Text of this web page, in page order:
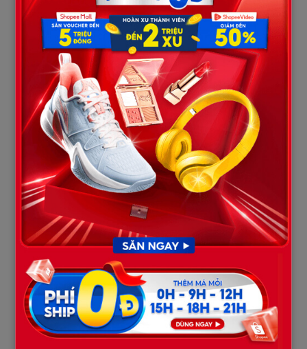
Ca mổ kéo dài hơn ba tiếng. Khi bác sĩ bước ra, ánh mắt ông
nặng trĩu: “Cô Mai đã ngừng tim… nhưng đứa bé thì sống. Một
bé trai, 2,3kg.” Tiếng khóc của đứa trẻ vang lên xé toạc không
gian tĩnh lặng. Cả bệnh viện như lặng đi, chỉ còn tiếng khóc ấy
ngân dài – trong, khỏe, và đầy sức sống. Bà Lệ ngẩng phắt lên,
nước mắt trào ra: “Trời ơi… nó vẫn sống sao?”
Bác sĩ gật đầu, rồi đưa bà phong bì hồ sơ xét nghiệm: “Chúng tôi
đã kiểm tra kỹ. Đứa bé hoàn toàn khỏe mạnh, không mang gen
bệnh của mẹ. Có lẽ là một đột biến gen ngẫu nhiên trong quá
trình thụ thai. Một phép màu hiếm có.”
Bà Lệ đứng không vững. Môi bà run run, bàn tay siết chặt tờ
giấy. Nhưng bác sĩ còn nói thêm, giọng nghẹn lại: “Còn một điều
nữa… Cô Mai trước khi vào mổ đã ký giấy hiến tủy cho một bệnh
nhi cùng nhóm máu. Cô ấy nói: ‘Nếu con tôi được sống, xin hãy
cứu thêm một đứa trẻ khác.’”. Bà Lệ khuỵu xuống sàn, ôm mặt
khóc nấc. Tiếng khóc ấy hòa vào tiếng trẻ sơ sinh ngoài kia, như
hai linh hồn đang tìm đến nhau qua ranh giới sinh tử.
Ba tháng sau, ngôi nhà họ Trần – vốn từng lạnh lẽo và nghiêm
khắc – bỗng trở nên ấm lạ thường. Tiếng trẻ con bi bô, tiếng
cười ngây thơ của bé Nam – đứa bé mà Mai đã đánh đổi cả mạng